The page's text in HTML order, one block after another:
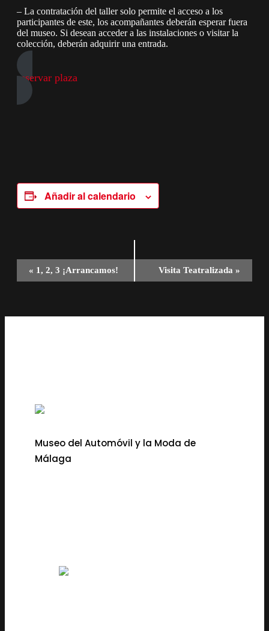
– La contratación del taller solo permite el acceso a los
participantes de este, los acompañantes deberán esperar fuera
del museo. Si desean acceder a las instalaciones o visitar la
colección, deberán adquirir una entrada.
reservar plaza
Añadir al calendario
Navegación
Evento
« 1, 2, 3 ¡Arrancamos! Visita Teatralizada »
Museo del Automóvil y la Moda de
Málaga